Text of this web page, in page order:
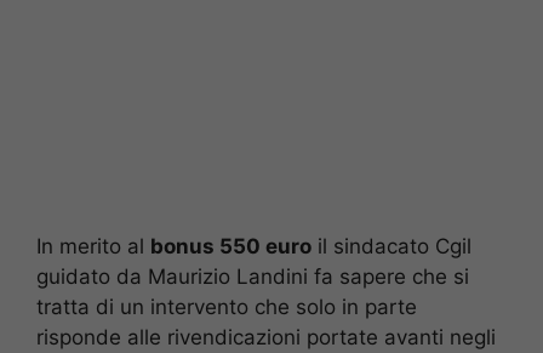
In merito al bonus 550 euro il sindacato Cgil
guidato da Maurizio Landini fa sapere che si
tratta di un intervento che solo in parte
risponde alle rivendicazioni portate avanti negli